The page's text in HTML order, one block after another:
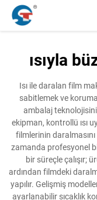
Hakkımızda
Ürünler
Tasarım Örnekleri
Hizmet
ısıyla
Isı ile daralan film
sabitlemek ve
ambalaj
ekipman, kontrollü ısı
filmlerinin
zamanda profesyonel
bir süreçle çalışır;
ardından filmdeki
yapılır. Gelişmiş
ayarlanabilir sıcaklık